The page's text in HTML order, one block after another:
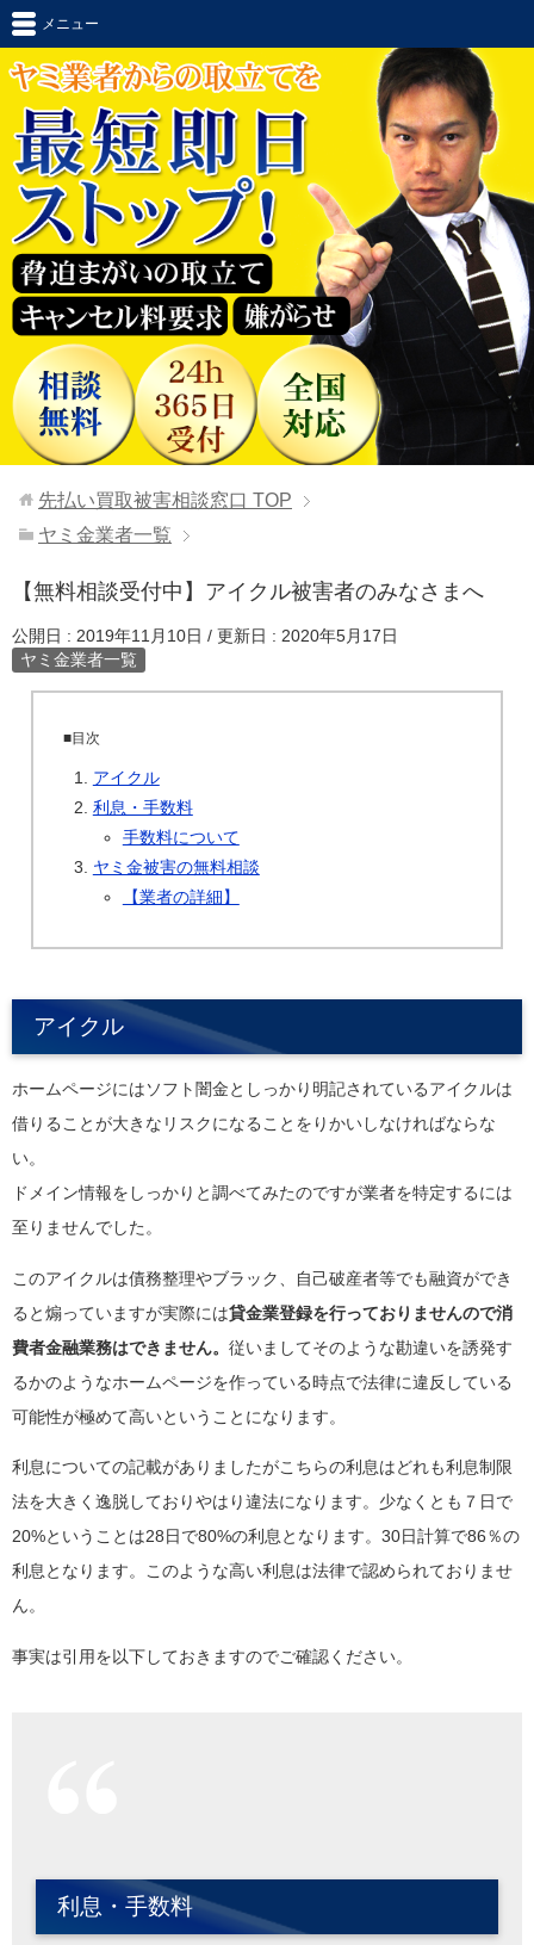
メニュー
先払い買取被害相談窓口 TOP
ヤミ金業者一覧
【無料相談受付中】アイクル被害者のみなさまへ
公開日 : 2019年11月10日 / 更新日 : 2020年5月17日
ヤミ金業者一覧
■目次
アイクル
利息・手数料
手数料について
ヤミ金被害の無料相談
【業者の詳細】
アイクル
ホームページにはソフト闇金としっかり明記されているアイクルは
借りることが大きなリスクになることをりかいしなければならな
い。
ドメイン情報をしっかりと調べてみたのですが業者を特定するには
至りませんでした。
このアイクルは債務整理やブラック、自己破産者等でも融資ができ
ると煽っていますが実際には貸金業登録を行っておりませんので消
費者金融業務はできません。 従いましてそのような勘違いを誘発す
るかのようなホームページを作っている時点で法律に違反している
可能性が極めて高いということになります。
利息についての記載がありましたがこちらの利息はどれも利息制限
法を大きく逸脱しておりやはり違法になります。少なくとも７日で
20%ということは28日で80%の利息となります。30日計算で86％の
利息となります。このような高い利息は法律で認められておりませ
ん。
事実は引用を以下しておきますのでご確認ください。
利息・手数料